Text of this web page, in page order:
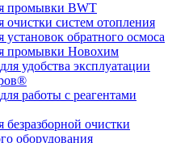
промывки BWT
очистки систем отопления
установок обратного осмоса
промывки Новохим
удобства эксплуатации
работы с реагентами
безразборной очистки
оборудования